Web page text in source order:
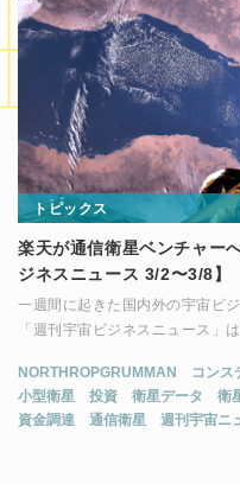
トピックス
楽天が通信衛星ベンチャー
ジネスニュース 3/2〜3/8】
一週間に起きた国内外の宇宙ビ
「週刊宇宙ビジネスニュース」
NORTHROPGRUMMAN コンス
小型衛星
投資 衛星データ 衛
資金調達
通信衛星 週刊宇宙ニ